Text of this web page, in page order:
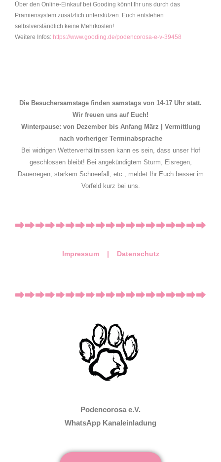
Über den Online-Einkauf bei Gooding könnt Ihr uns durch das
Prämiensystem zusätzlich unterstützen. Euch entstehen
selbstverständlich keine Mehrkosten!
Weitere Infos: https://www.gooding.de/podencorosa-e-v-39458
Die Besuchersamstage finden samstags von 14-17 Uhr statt.
Wir freuen uns auf Euch!
Winterpause: von Dezember bis Anfang März | Vermittlung
nach vorheriger Terminabsprache
Bei widrigen Wetterverhältnissen kann es sein, dass unser Hof
geschlossen bleibt! Bei angekündigtem Sturm, Eisregen,
Dauerregen, starkem Schneefall, etc., meldet Ihr Euch besser im
Vorfeld kurz bei uns.
Impressum | Datenschutz
Podencorosa e.V.
WhatsApp Kanaleinladung